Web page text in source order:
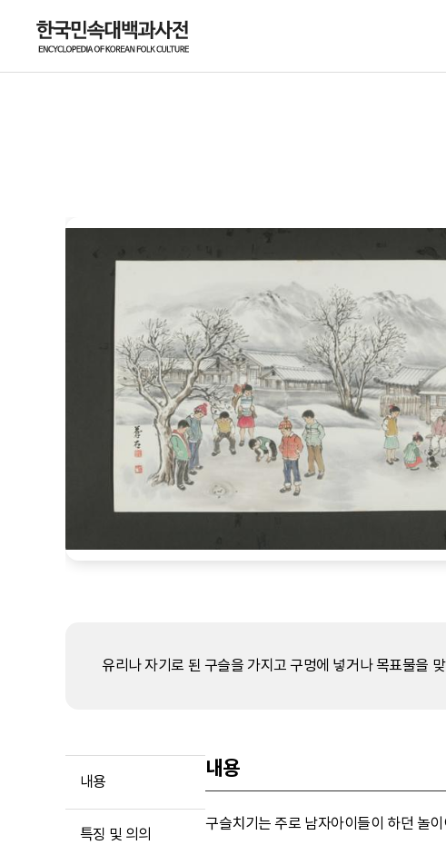
유리나 자기로 된 구슬을 가지고 구멍에 넣거나 목표물을
내용
특징 및 의의
내용
구슬치기는 주로 남자아이들이 하던 놀